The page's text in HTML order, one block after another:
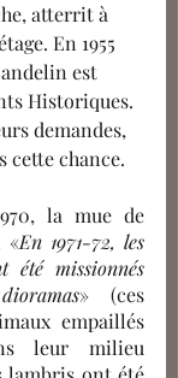
atterrit à
En 1955
est
Historiques.
demandes,
cette chance.
la mue de
«En 1971-72, les
été missionnés
» (ces
empaillés
leur milieu